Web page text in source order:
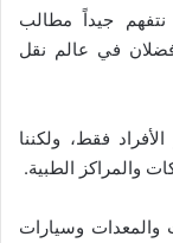
نتفهم جيداً مطالب
في عالم نقل
فقط، ولكننا
والمراكز الطبية.
والمعدات وسيارات